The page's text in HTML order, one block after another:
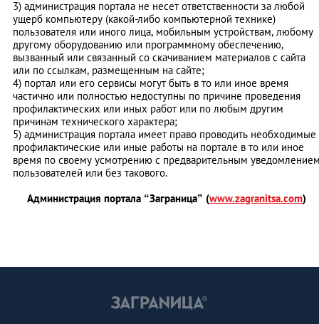
3) администрация портала не несет ответственности за любой
ущерб компьютеру (какой-либо компьютерной технике)
пользователя или иного лица, мобильным устройствам, любому
другому оборудованию или программному обеспечению,
вызванный или связанный со скачиванием материалов с сайта
или по ссылкам, размещенным на сайте;
4) портал или его сервисы могут быть в то или иное время
частично или полностью недоступны по причине проведения
профилактических или иных работ или по любым другим
причинам технического характера;
5) администрация портала имеет право проводить необходимые
профилактические или иные работы на портале в то или иное
время по своему усмотрению с предварительным
пользователей или без такового.
Администрация портала “Заграница” (www.zagranitsa.com)